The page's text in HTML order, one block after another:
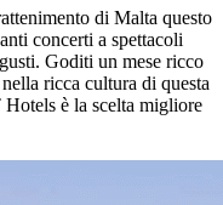
di Malta questo
concerti a spettacoli
Goditi un mese ricco
ricca cultura di questa
è la scelta migliore